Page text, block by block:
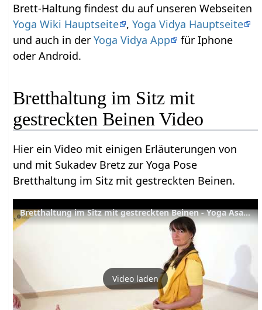
Brett-Haltung findest du auf unseren Webseiten
Yoga Wiki Hauptseite ,Yoga Vidya Hauptseite
und auch in derYoga Vidya App
für Iphone
oder Android.
Bretthaltung im Sitz mit
gestreckten Beinen Video
Hier ein Video mit einigen Erläuterungen von
und mit Sukadev Bretz zur Yoga Pose
Bretthaltung im Sitz mit gestreckten Beinen.
Bretthaltung im Sitz mit gestreckten Beinen - Yoga Asana Lexikon
Video laden